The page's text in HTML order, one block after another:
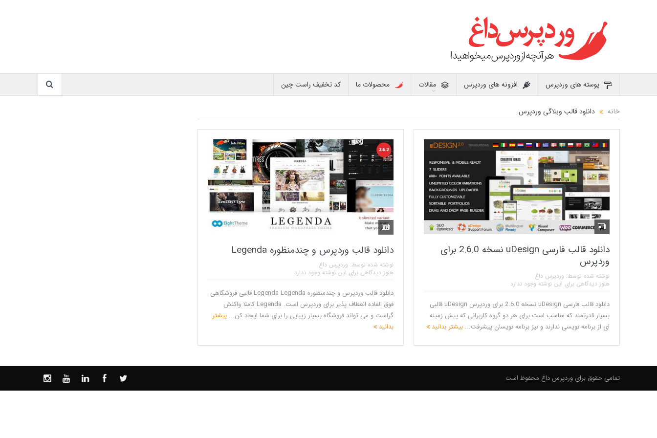
پوسته های وردپرس افزونه های وردپرس مقالات محصولات ما کد تخفیف راست چین
خانه دانلود قالب وبلاگی وردپرس
دانلود قالب فارسی uDesign نسخه 2.6.0 برای
وردپرس
نوشته شده توسط: وردپرس داغ
هنوز دیدگاهی برای این نوشته وجود ندارد
دانلود قالب فارسی uDesign نسخه 2.6.0 برای وردپرس uDesign قالبی
بسیار قدرتمند که مناسب است برای هر دو گروه کاربرانی که پیش زمینه
ای از برنامه نویسی ندارند و نیز برنامه نویسان پیشرفت...بیشتر بدانید
دانلود قالب وردپرس و چندمنظوره Legenda
نوشته شده توسط: وردپرس داغ
هنوز دیدگاهی برای این نوشته وجود ندارد
دانلود قالب وردپرس و چندمنظوره Legenda Legenda قالبی فروشگاهی
فوق العاده انعطاف پذیر برای وردپرس است. Legenda کاملا واکنش
گراست و می تواند فروشگاه بسیار زیبایی را برای شما ایجاد کن...بیشتر
بدانید
تمامی حقوق برای وردپرس داغ محفوظ است